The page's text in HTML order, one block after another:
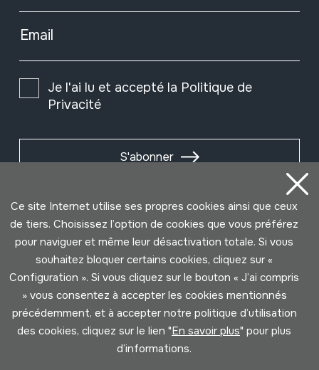
Email
Je l'ai lu et accepté la Politique de
Privacité
S'abonner
Ce site Internet utilise ses propres cookies ainsi que ceux
de tiers. Choisissez l’option de cookies que vous préférez
pour naviguer et même leur désactivation totale. Si vous
souhaitez bloquer certains cookies, cliquez sur «
Configuration ». Si vous cliquez sur le bouton « J’ai compris
» vous consentez à accepter les cookies mentionnés
précédemment, et à accepter notre politique d’utilisation
des cookies, cliquez sur le lien "En savoir plus" pour plus
d’informations.